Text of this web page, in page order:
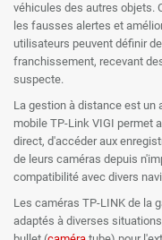
véhicules des autres objets.
les fausses alertes et
utilisateurs peuvent définir
franchissement, recevant
suspecte.
La gestion à distance est un
mobile TP-Link VIGI permet
direct, d'accéder aux
de leurs caméras depuis
compatibilité avec divers
Les caméras TP-LINK de la
adaptés à diverses